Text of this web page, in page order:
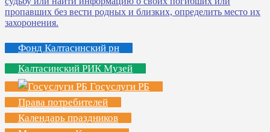
Фонд Калтасинский рн
Калтасинский РИК Музей
Госуслуги РБ
Права потребителей
Календарь праздников